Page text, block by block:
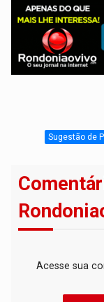
Sugestão de
Acesse sua